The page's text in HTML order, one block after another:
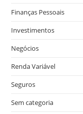
Finanças Pessoais
Investimentos
Negócios
Renda Variável
Seguros
Sem categoria